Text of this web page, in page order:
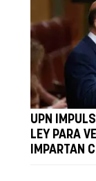
UPN
LEY PARA
IMPARTAN